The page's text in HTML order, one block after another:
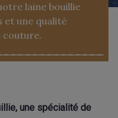
laine bouillie
et une qualité
couture.
une spécialité de